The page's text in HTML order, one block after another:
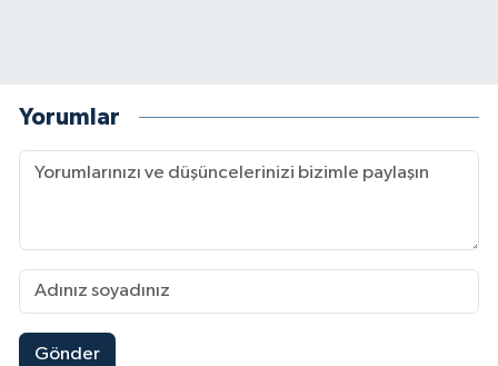
Yorumlar
Gönder